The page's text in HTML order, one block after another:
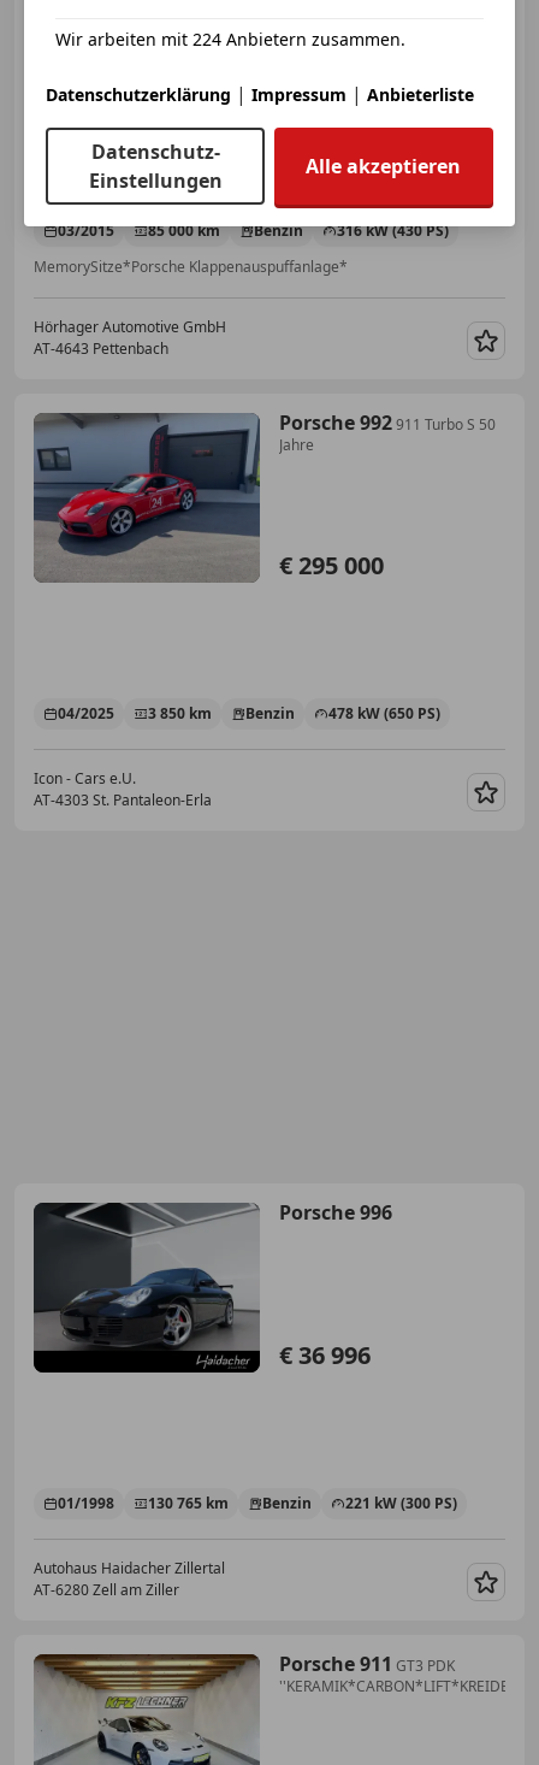
€ 129 999
03/2015 85 000 km Benzin
316 kW (430 PS)
MemorySitze*Porsche Klappenauspuffanlage*
Hörhager Automotive GmbH
AT-4643 Pettenbach
Porsche 992911 Turbo S 50
Jahre
€ 295 000
04/2025 3 850 km Benzin 478 kW (650 PS)
Icon - Cars e.U.
AT-4303 St. Pantaleon-Erla
Porsche 996
€ 36 996
01/1998 130 765 km Benzin 221 kW (300 PS)
Autohaus Haidacher Zillertal
AT-6280 Zell am Ziller
Porsche 911 GT3 PDK
''KERAMIK*CARBON*LIFT*KREIDE''
Wir arbeiten mit 224 Anbietern zusammen.
Datenschutzerklärung | Impressum | Anbieterliste
Datenschutz-
Einstellungen
Alle akzeptieren